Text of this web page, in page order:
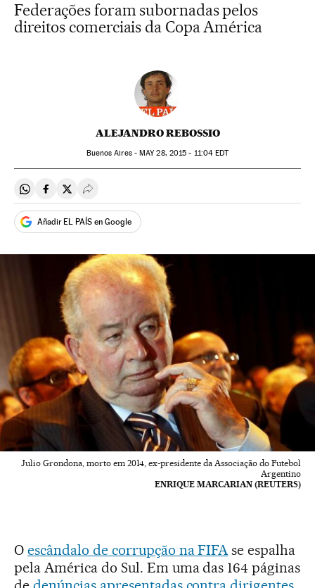
Federações foram subornadas pelos
direitos comerciais da Copa América
ALEJANDRO REBOSSIO
Buenos Aires -MAY28, 2015 - 11:04 EDT
Compartir en Whatsapp
Compartir en Facebook
Compartir en Twitter
Desplegar Redes Sociales
Añadir EL PAÍS en Google
Julio Grondona, morto em 2014, ex-presidente da Associação do Futebol
Argentino
ENRIQUE MARCARIAN (REUTERS)
O escândalo de corrupção na FIFAse espalha
pela América do Sul. Em uma das 164 páginas